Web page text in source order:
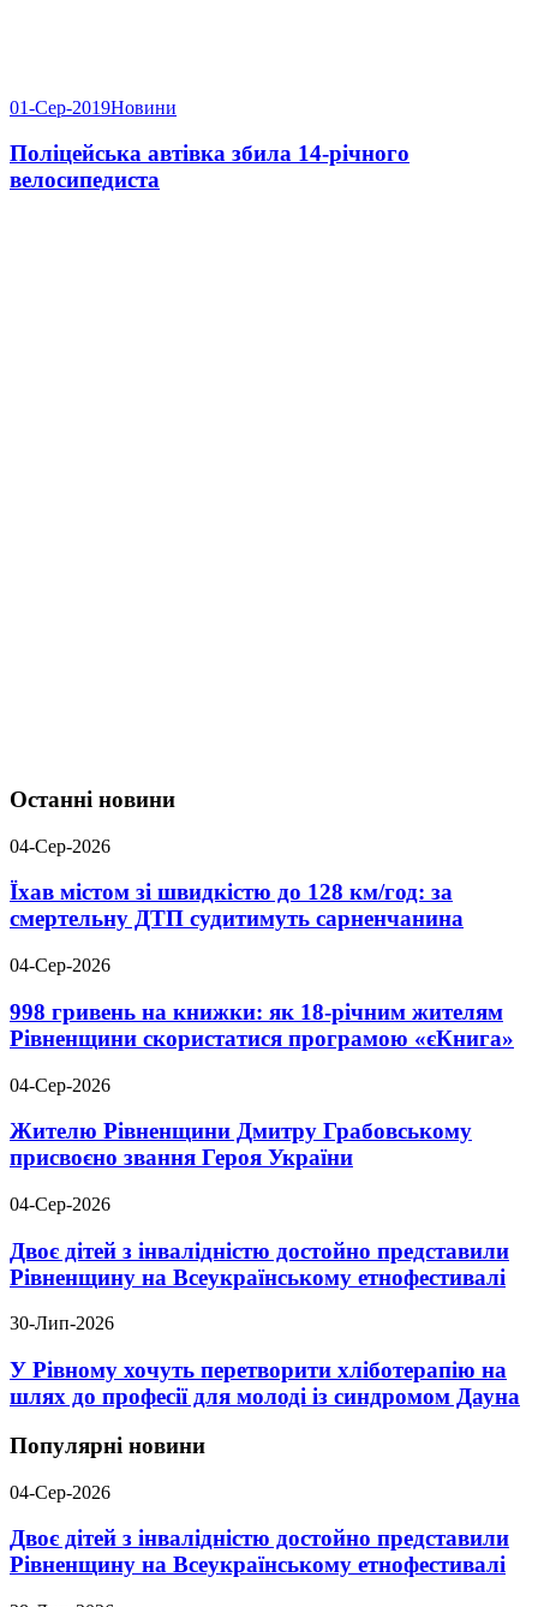
01-Сер-2019Новини
Поліцейська автівка збила 14-річного
велосипедиста
Останні новини
04-Сер-2026
Їхав містом зі швидкістю до 128 км/год: за
смертельну ДТП судитимуть сарненчанина
04-Сер-2026
998 гривень на книжки: як 18-річним жителям
Рівненщини скористатися програмою «єКнига»
04-Сер-2026
Жителю Рівненщини Дмитру Грабовському
присвоєно звання Героя України
04-Сер-2026
Двоє дітей з інвалідністю достойно представили
Рівненщину на Всеукраїнському етнофестивалі
30-Лип-2026
У Рівному хочуть перетворити хліботерапію на
шлях до професії для молоді із синдромом Дауна
Популярні новини
04-Сер-2026
Двоє дітей з інвалідністю достойно представили
Рівненщину на Всеукраїнському етнофестивалі